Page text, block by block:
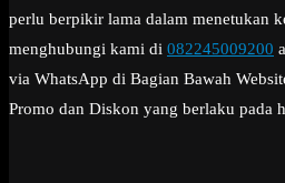
perlu berpikir lama dalam menetukan
menghubungi kami di 082245009200
via WhatsApp di Bagian Bawah
Promo dan Diskon yang berlaku pada